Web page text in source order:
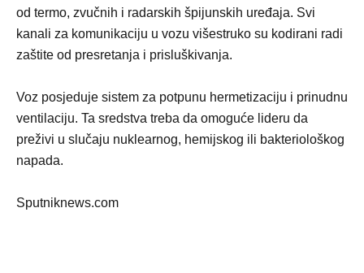
od termo, zvučnih i radarskih špijunskih uređaja. Svi
kanali za komunikaciju u vozu višestruko su kodirani radi
zaštite od presretanja i prisluškivanja.
Voz posjeduje sistem za potpunu hermetizaciju i prinudnu
ventilaciju. Ta sredstva treba da omoguće lideru da
preživi u slučaju nuklearnog, hemijskog ili bakteriološkog
napada.
Sputniknews.com